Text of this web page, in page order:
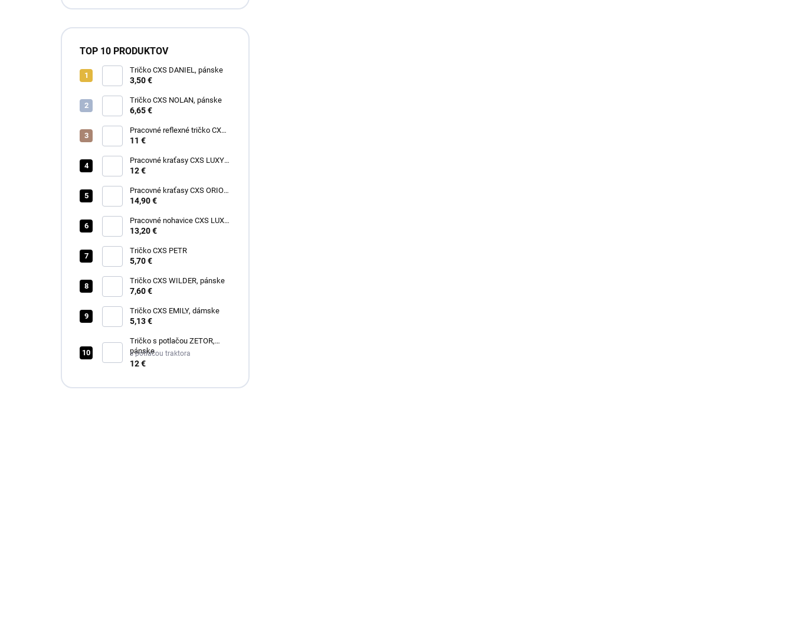
TOP 10 PRODUKTOV
Tričko CXS DANIEL, pánske
3,50 €
Tričko CXS NOLAN, pánske
6,65 €
Pracovné reflexné tričko CXS
EXETER, pánske
11 €
Pracovné kraťasy CXS LUXY
TOMÁŠ, pánske
12 €
Pracovné kraťasy CXS ORION
DAVID, pánske
14,90 €
Pracovné nohavice CXS LUXY
JOSEF, pánske
13,20 €
Tričko CXS PETR
5,70 €
Tričko CXS WILDER, pánske
7,60 €
Tričko CXS EMILY, dámske
5,13 €
Tričko s potlačou ZETOR,
pánske
s potlačou traktora
12 €